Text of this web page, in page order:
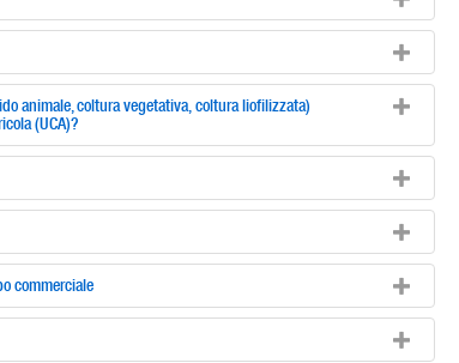
animale, coltura vegetativa, coltura liofilizzata)
(UCA)?
commerciale